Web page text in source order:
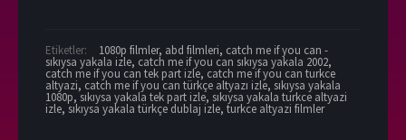
Etiketler: 1080p filmler, abd filmleri, catch me if you can -
sıkıysa yakala izle, catch me if you can sıkıysa yakala 2002,
catch me if you can tek part izle, catch me if you can turkce
altyazi, catch me if you can türkçe altyazı izle, sıkıysa yakala
1080p, sıkıysa yakala tek part izle, sıkıysa yakala turkce altyazi
izle, sıkıysa yakala türkçe dublaj izle, turkce altyazi filmler